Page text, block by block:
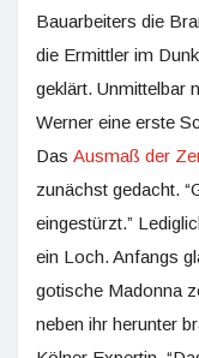
Bauarbeiters die
die Ermittler im
geklärt. Unmittelbar
Werner eine erste
Das Ausmaß der
zunächst gedacht.
eingestürzt.”
ein Loch. Anfangs
gotische Madonna
neben ihr herunter